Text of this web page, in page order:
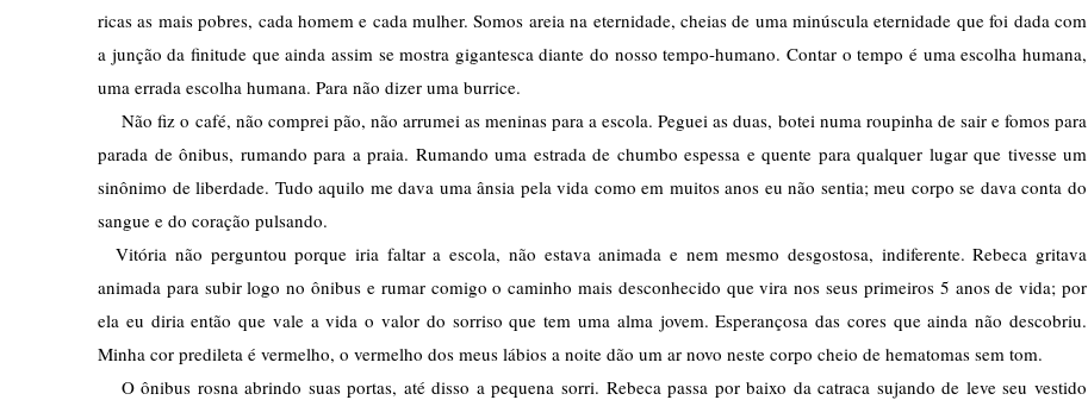
ricas as mais pobres, cada homem e cada mulher. Somos areia na eternidade, cheias de uma minúscula eternidade que foi dada com
a junção da finitude que ainda assim se mostra gigantesca diante do nosso tempo-humano. Contar o tempo é uma escolha humana,
uma errada escolha humana. Para não dizer uma burrice.
Não fiz o café, não comprei pão, não arrumei as meninas para a escola. Peguei as duas, botei numa roupinha de sair e fomos para
parada de ônibus, rumando para a praia. Rumando uma estrada de chumbo espessa e quente para qualquer lugar que tivesse um
sinônimo de liberdade. Tudo aquilo me dava uma ânsia pela vida como em muitos anos eu não sentia; meu corpo se dava conta do
sangue e do coração pulsando.
Vitória não perguntou porque iria faltar a escola, não estava animada e nem mesmo desgostosa, indiferente. Rebeca gritava
animada para subir logo no ônibus e rumar comigo o caminho mais desconhecido que vira nos seus primeiros 5 anos de vida; por
ela eu diria então que vale a vida o valor do sorriso que tem uma alma jovem. Esperançosa das cores que ainda não descobriu.
Minha cor predileta é vermelho, o vermelho dos meus lábios a noite dão um ar novo neste corpo cheio de hematomas sem tom.
O ônibus rosna abrindo suas portas, até disso a pequena sorri. Rebeca passa por baixo da catraca sujando de leve seu vestido